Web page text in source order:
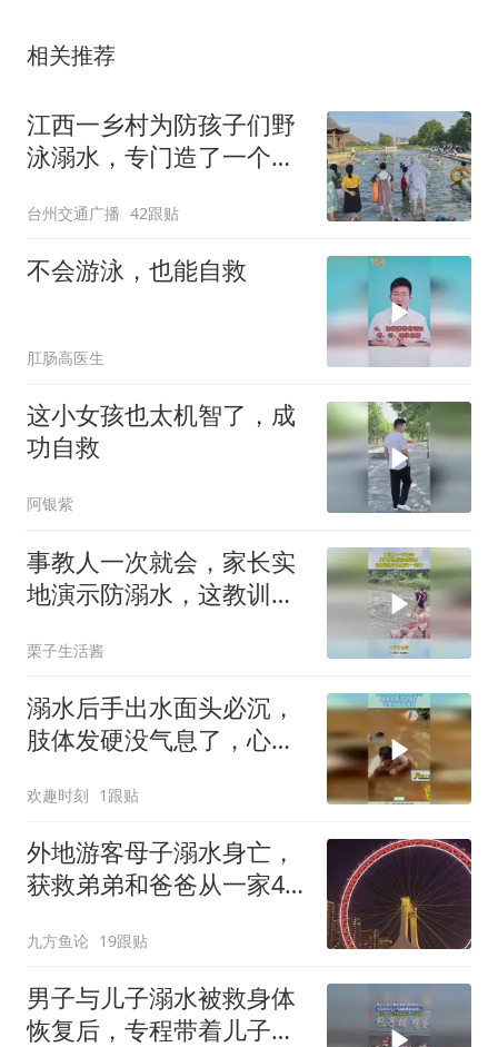
相关推荐
江西一乡村为防孩子们野
泳溺水，专门造了一个大
年，有家长特意带孩子来
游泳
台州交通广播 42跟贴
不会游泳，也能自救
肛肠高医生
这小女孩也太机智了，成
功自救
阿银紫
事教人一次就会，家长实
地演示防溺水，这教训孩
栗子生活酱
溺水后手出水面头必沉，
肢体发硬没气息了，心里
欢趣时刻 1跟贴
外地游客母子溺水身亡，
获救弟弟和爸爸从一家4
九方鱼论 19跟贴
男子与儿子溺水被救身体
恢复后，专程带着儿子当